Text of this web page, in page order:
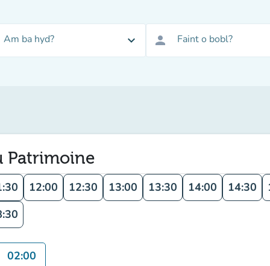
Am ba hyd? expand_more person Faint o bobl?
Patrimoine
12:00 12:30 13:00 13:30 14:00 14:30
02:00